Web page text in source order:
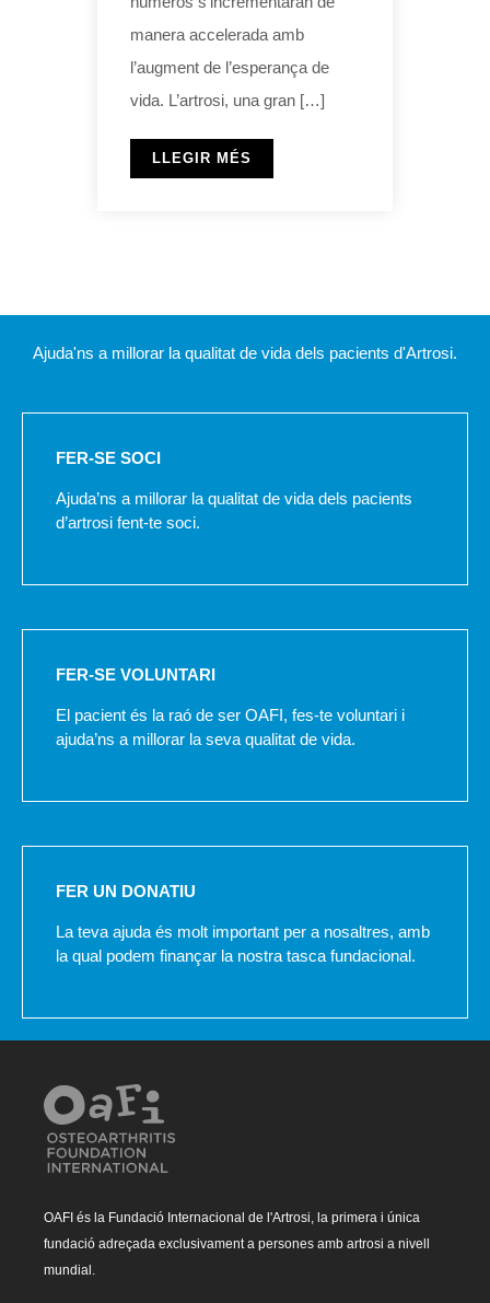
manera accelerada amb
l’augment de l’esperança de
vida. L’artrosi, una gran […]
LLEGIR MÉS
Ajuda'ns a millorar la qualitat de vida dels pacients d'Artrosi.
FER-SE SOCI
Ajuda’ns a millorar la qualitat de vida dels pacients
d’artrosi fent-te soci.
FER-SE VOLUNTARI
El pacient és la raó de ser OAFI, fes-te voluntari i
ajuda’ns a millorar la seva qualitat de vida.
FER UN DONATIU
La teva ajuda és molt important per a nosaltres, amb
la qual podem finançar la nostra tasca fundacional.
OAFI és la Fundació Internacional de l'Artrosi, la primera i única
fundació adreçada exclusivament a persones amb artrosi a nivell
mundial.